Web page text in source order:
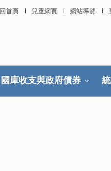
回首頁 兒童網頁 網站導覽
國庫收支與政府債券